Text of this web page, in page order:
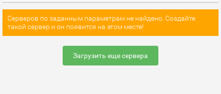
Серверов по заданным параметрам не найдено. Создайте
такой сервер и он появится на этом месте!
Загрузить еще сервера